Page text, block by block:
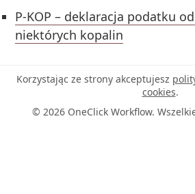
P-KOP – deklaracja podatku
niektórych kopalin
Korzystając ze strony akceptujesz
cookies.
© 2026 OneClick Workflow.